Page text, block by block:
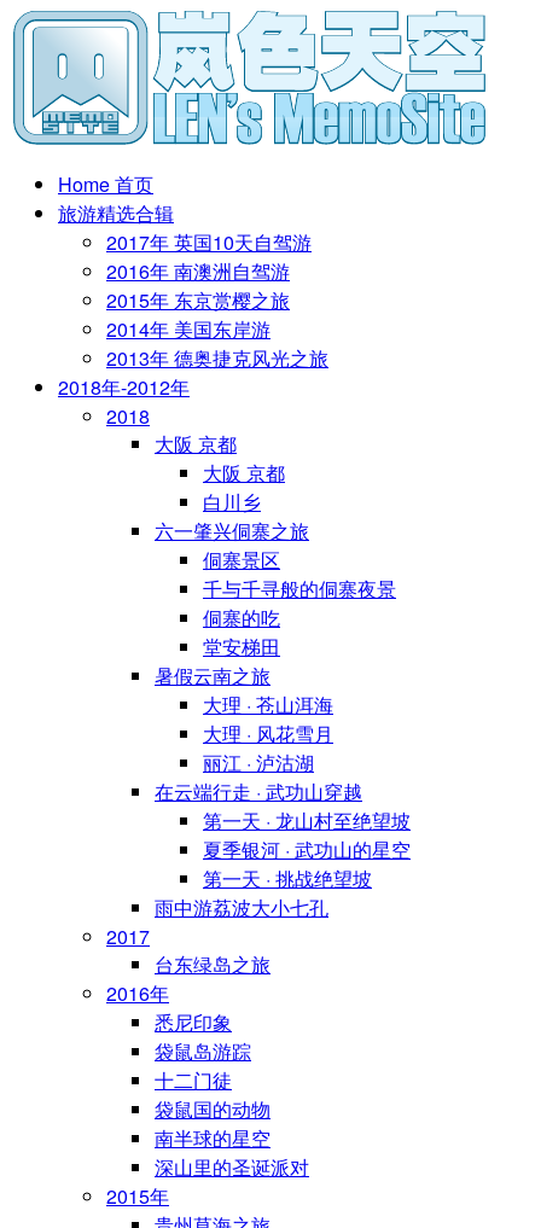
Home 首页
旅游精选合辑
2017年 英国10天自驾游
2016年 南澳洲自驾游
2015年 东京赏樱之旅
2014年 美国东岸游
2013年 德奥捷克风光之旅
2018年-2012年
2018
大阪 京都
大阪 京都
白川乡
六一肇兴侗寨之旅
侗寨景区
千与千寻般的侗寨夜景
侗寨的吃
堂安梯田
暑假云南之旅
大理 · 苍山洱海
大理 · 风花雪月
丽江 · 泸沽湖
在云端行走 · 武功山穿越
第一天 · 龙山村至绝望坡
夏季银河 · 武功山的星空
第一天 · 挑战绝望坡
雨中游荔波大小七孔
2017
台东绿岛之旅
2016年
悉尼印象
袋鼠岛游踪
十二门徒
袋鼠国的动物
南半球的星空
深山里的圣诞派对
2015年